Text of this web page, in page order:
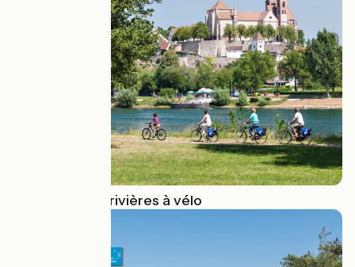
Les fleuves et rivières à vélo